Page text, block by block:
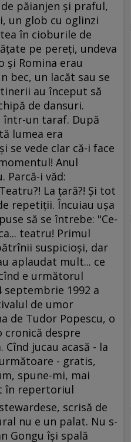
păianjen şi praful,
un glob cu oglinzi
în cioburile de
pe pereţi, undeva
şi Romina erau
bec, un lacăt sau se
au început să
de dansuri.
într-un taraf. După
lumea era
se vede clar că-i face
Anul
i văd:
La ţară?! Şi tot
repetiţii. Încuiau uşa
să se întrebe: "Ce-
teatru! Primul
suspicioşi, dar
aplaudat mult... ce
e următorul
1992 a
de umor
de Tudor Popescu, o
cronică despre
jucau acasă - la
- gratis,
spune-mi, mai
în repertoriul
scrisă de
nu e un palat. Nu s-
Gongu îşi spală